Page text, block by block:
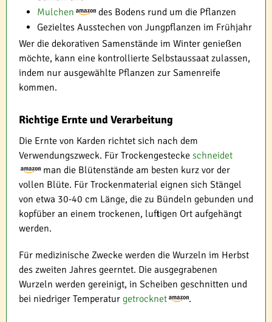
Mulchen
des Bodens rund um die Pflanzen
Gezieltes Ausstechen von Jungpflanzen im Frühjahr
Wer die dekorativen Samenstände im Winter genießen
möchte, kann eine kontrollierte Selbstaussaat zulassen,
indem nur ausgewählte Pflanzen zur Samenreife
kommen.
Richtige Ernte und Verarbeitung
Die Ernte von Karden richtet sich nach dem
Verwendungszweck. Für Trockengestecke schneidet
man die Blütenstände am besten kurz vor der
vollen Blüte. Für Trockenmaterial eignen sich Stängel
von etwa 30-40 cm Länge, die zu Bündeln gebunden und
kopfüber an einem trockenen, luftigen Ort aufgehängt
werden.
Für medizinische Zwecke werden die Wurzeln im Herbst
des zweiten Jahres geerntet. Die ausgegrabenen
Wurzeln werden gereinigt, in Scheiben geschnitten und
bei niedriger Temperatur getrocknet .